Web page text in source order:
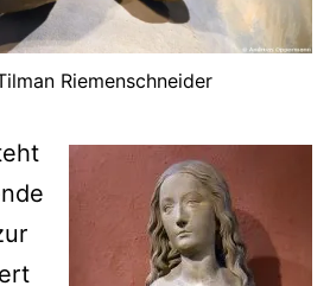
Riemenschneider